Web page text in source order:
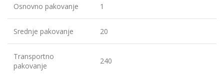
Osnovno pakovanje 1
Srednje pakovanje 20
Transportno
pakovanje
240